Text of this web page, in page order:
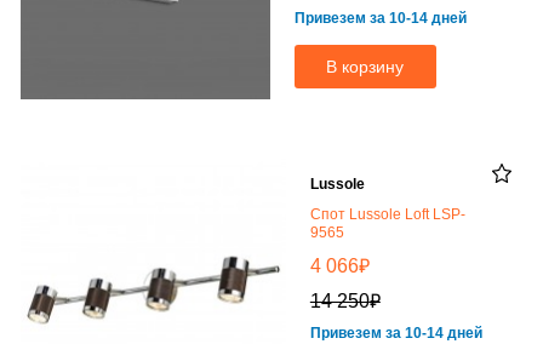
Привезем за 10-14 дней
В корзину
Lussole
Спот Lussole Loft LSP-
9565
4 066₽
14 250₽
Привезем за 10-14 дней